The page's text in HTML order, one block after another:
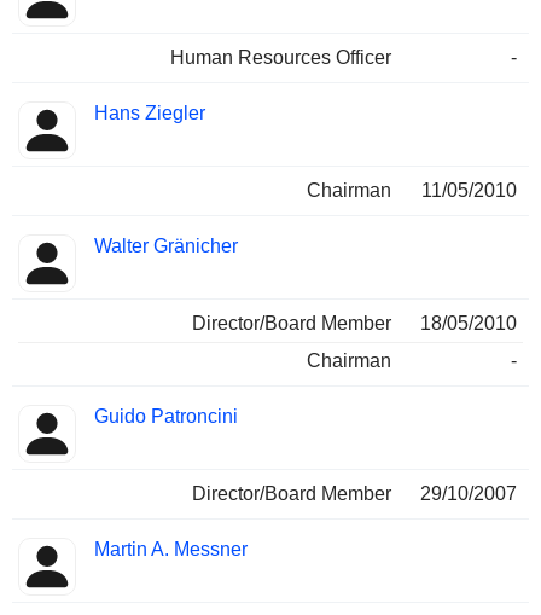
Human Resources Officer -
Hans Ziegler
Chairman 11/05/2010
Walter Gränicher
Director/Board Member
18/05/2010
Chairman
-
Guido Patroncini
Director/Board Member 29/10/2007
Martin A. Messner